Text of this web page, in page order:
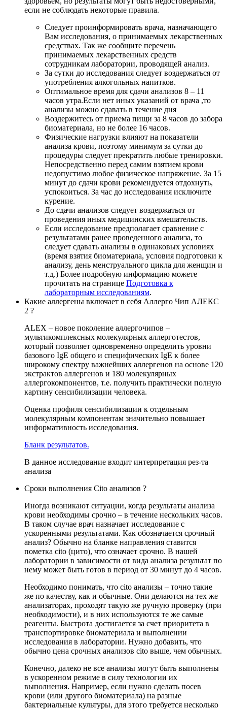
если не соблюдать некоторые правила.
Следует проинформировать врача, назначающего
Вам исследования, о принимаемых лекарственных
средствах. Так же сообщите перечень
принимаемых лекарственных средств
сотрудникам лаборатории, проводящей анализ.
За сутки до исследования следует воздержаться от
употребления алкогольных напитков.
Оптимальное время для сдачи анализов 8 – 11
часов утра.Если нет иных указаний от врача ,то
анализы можно сдавать в течение дня
Воздержитесь от приема пищи за 8 часов до забора
биоматериала, но не более 16 часов.
Физические нагрузки влияют на показатели
анализа крови, поэтому минимум за сутки до
процедуры следует прекратить любые тренировки.
Непосредственно перед самим взятием крови
недопустимо любое физическое напряжение. За 15
минут до сдачи крови рекомендуется отдохнуть,
успокоиться. За час до исследования исключите
курение.
До сдачи анализов следует воздержаться от
проведения иных медицинских вмешательств.
Если исследование предполагает сравнение с
результатами ранее проведенного анализа, то
следует сдавать анализы в одинаковых условиях
(время взятия биоматериала, условия подготовки к
анализу, день менструального цикла для женщин и
т.д.) Более подробную информацию можете
прочитать на странице Подготовка к
лабораторным исследованиям.
Какие аллергены включает в себя Аллерго Чип АЛЕКС
2 ?
ALEX – новое поколение аллергочипов –
мультикомплексных молекулярных аллерготестов,
который позволяет одновременно определить уровни
базового IgE общего и специфических IgE к более
широкому спектру важнейших аллергенов на основе 120
экстрактов аллергенов и 180 молекулярных
аллергокомпонентов, т.е. получить практически полную
картину сенсибилизации человека.
Оценка профиля сенсибилизации к отдельным
молекулярным компонентам значительно повышает
информативность исследования.
Бланк результатов.
В данное исследование входит интерпретация рез-та
анализа
Сроки выполнения Cito анализов ?
Иногда возникают ситуации, когда результаты анализа
крови необходимы срочно – в течение нескольких часов.
В таком случае врач назначает исследование с
ускоренными результатами. Как обозначается срочный
анализ? Обычно на бланке направления ставится
пометка cito (цито), что означает срочно. В нашей
лаборатории в зависимости от вида анализа результат по
нему может быть готов в период от 30 минут до 4 часов.
Необходимо понимать, что cito анализы – точно такие
же по качеству, как и обычные. Они делаются на тех же
анализаторах, проходят такую же ручную проверку (при
необходимости), и в них используются те же самые
реагенты. Быстрота достигается за счет приоритета в
транспортировке биоматериала и выполнении
исследования в лаборатории. Нужно добавить, что
обычно цена срочных анализов cito выше, чем обычных.
Конечно, далеко не все анализы могут быть выполнены
в ускоренном режиме в силу технологии их
выполнения. Например, если нужно сделать посев
крови (или другого биоматериала) на разные
бактериальные культуры, для этого требуется несколько